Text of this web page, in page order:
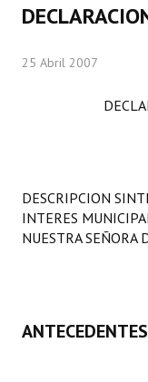
Comisiones
LEGISLACIÓN
Carta Orgánica 2007
25 Abril 2007
DESCRIPCION
INTERES
NUESTRA SEÑORA
ANTECEDENTES